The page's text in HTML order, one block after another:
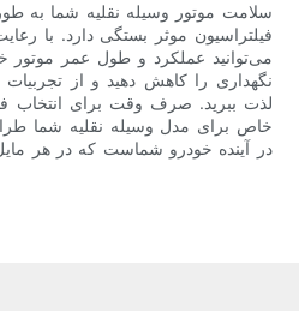
سلامت موتور وسیله نقلیه شما به
فیلتراسیون موثر بستگی دارد. با
می‌توانید عملکرد و طول عمر موتور
نگهداری را کاهش دهید و از
لذت ببرید. صرف وقت برای انتخاب
خاص برای مدل وسیله نقلیه شما
در آینده خودرو شماست که در هر